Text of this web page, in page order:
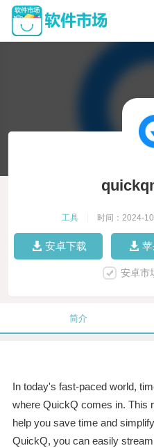
工具 时间：2024-
安卓下载
安卓市
简介
In today's fast-paced world,
where QuickQ comes in. This
help you save time and
QuickQ, you can easily